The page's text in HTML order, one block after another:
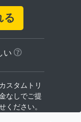
い
スタムトリ
なしでご提
ください。